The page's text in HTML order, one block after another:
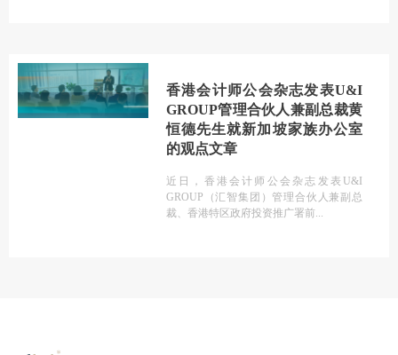
香港会计师公会杂志发表U&I
GROUP管理合伙人兼副总裁黄
恒德先生就新加坡家族办公室
的观点文章
近日，香港会计师公会杂志发表U&I
GROUP（汇智集团）管理合伙人兼副总
裁、香港特区政府投资推广署前